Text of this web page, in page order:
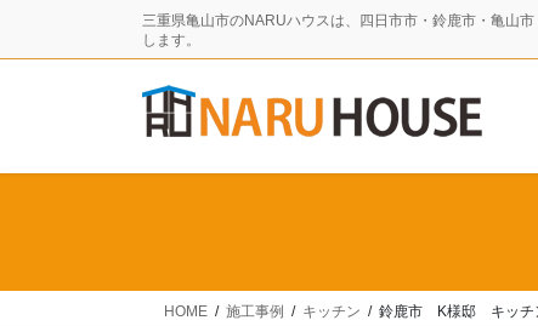
三重県亀山市のNARUハウスは、四日市市・鈴鹿市・亀山
します。
HOME 施工事例 キッチン 鈴鹿市 K様邸 キッチ